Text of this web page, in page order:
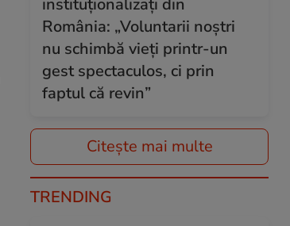
instituționalizați din
România: „Voluntarii noștri
nu schimbă vieți printr-un
gest spectaculos, ci prin
faptul că revin”
Citește mai multe
TRENDING